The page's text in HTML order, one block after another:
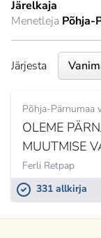
Järelkaja
Menetleja Põhja-
Järjesta
Põhja-Pärnumaa
OLEME
MUUTMISE
Ferli Retpap
331 allkirja